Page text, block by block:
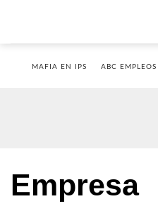
MAFIA EN IPS ABC EMPLEOS
Empresa